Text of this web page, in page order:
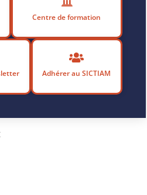
Centre de formation
Adhérer au SICTIAM